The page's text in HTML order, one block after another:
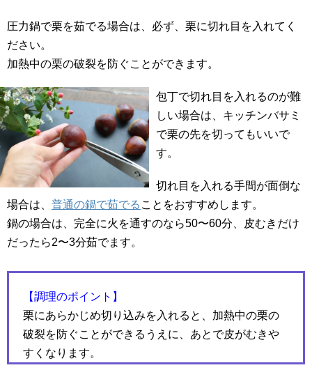
圧力鍋で栗を茹でる場合は、必ず、栗に切れ目を入れてく
ださい。
加熱中の栗の破裂を防ぐことができます。
包丁で切れ目を入れるのが難
しい場合は、キッチンバサミ
で栗の先を切ってもいいで
す。
切れ目を入れる手間が面倒な
場合は、 普通の鍋で茹でる ことをおすすめします。
鍋の場合は、完全に火を通すのなら50〜60分、皮むきだけ
だったら2〜3分茹でます。
【調理のポイント】
栗にあらかじめ切り込みを入れると、加熱中の栗の
破裂を防ぐことができるうえに、あとで皮がむきや
すくなります。